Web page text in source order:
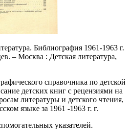
Библиография 1961-1963 г.
– Москва : Детская литература,
справочника по детской
детских книг с рецензиями на
литературы и детского чтения,
языке за 1961 -1963 г. г.
указателей.